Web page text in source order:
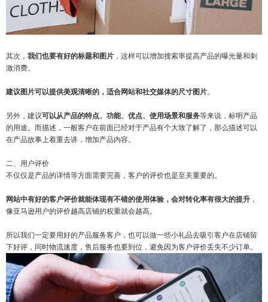
其次， 我们也要有好的标题和图片 ，这样可以增加搜索率提高产品的曝光量和刺
激消费。
建议图片可以提供美观清晰的，适合网站和社交媒体的尺寸图片。
另外，建议可以从产品的特点、功能、优点、使用场景和服务等来说，标明产品
的用途。而描述，一般客户在前面已经对于产品有个大致了解了，那么描述可以
在产品故事上着重去讲，增加产品内容。
二、用户评价
不仅仅是产品的详情等方面需要完善，客户的评价也是至关重要的。
网站中有好的客户评价就能体现有不错的使用体验，会对转化率有很大的提升 ，
像亚马逊用户的评价越高店铺的权重就会越高。
所以我们一定要用好的产品服务客户，也可以做一些小礼品去吸引客户在店铺留
下好评，同时物流速度，售后服务也要到位，避免因为客户评价丢失不少订单。